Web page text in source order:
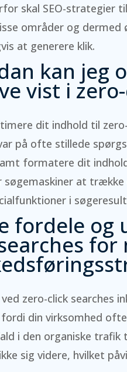
skal SEO-strategier
områder og
at generere klik.
kan jeg
vist i
dit indhold til
på ofte stillede
formatere dit
at
i
fordele og
ved zero-click searches
din virksomhed
i den organiske
sig videre, hvilket